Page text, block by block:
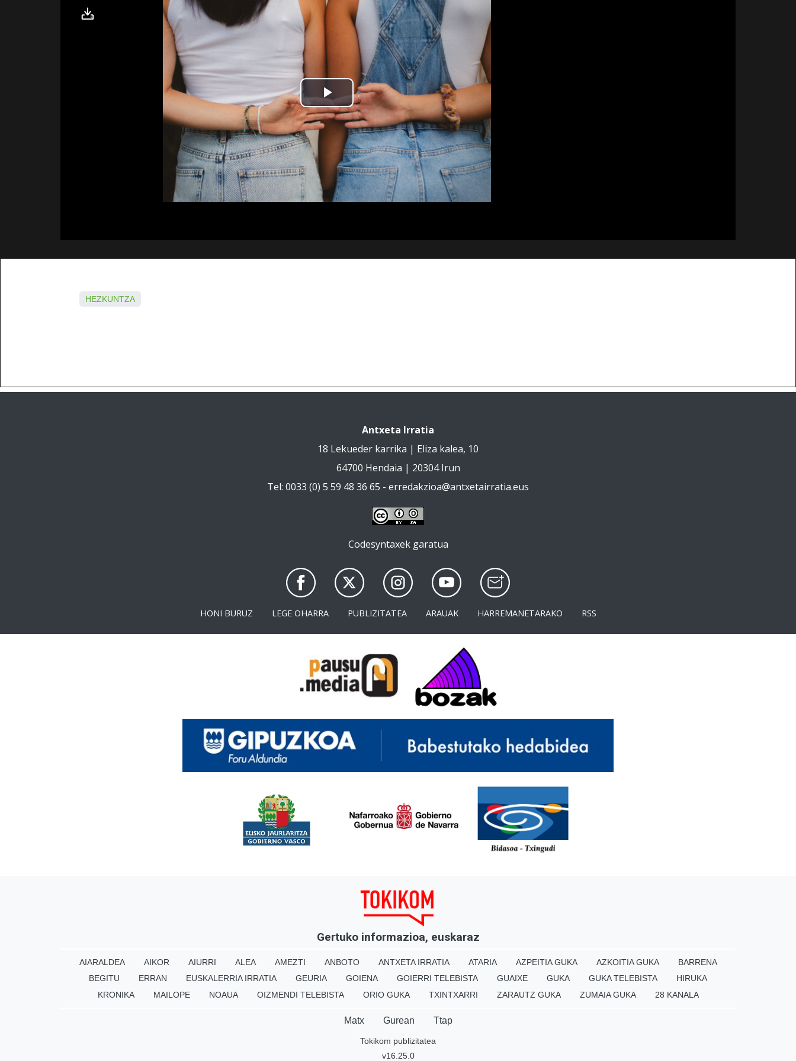
HEZKUNTZA
Antxeta Irratia
18 Lekueder karrika | Eliza kalea, 10
64700 Hendaia | 20304 Irun
Tel: 0033 (0) 5 59 48 36 65 - erredakzioa@antxetairratia.eus
Codesyntaxek garatua
HONI BURUZ LEGE OHARRA PUBLIZITATEA ARAUAK HARREMANETARAKO RSS
Gertuko informazioa, euskaraz
AIARALDEA AIKOR AIURRI ALEA AMEZTI ANBOTO ANTXETA IRRATIA ATARIA AZPEITIA GUKA AZKOITIA GUKA
BARRENA
BEGITU
ERRAN EUSKALERRIA IRRATIA GEURIA GOIENA GOIERRI TELEBISTA GUAIXE GUKA GUKA TELEBISTA
HIRUKA
KRONIKA
MAILOPE NOAUA OIZMENDI TELEBISTA ORIO GUKA TXINTXARRI ZARAUTZ GUKA ZUMAIA GUKA 28 KANALA
Matx Gurean Ttap
Tokikom publizitatea
v16.25.0